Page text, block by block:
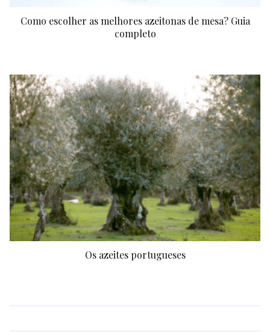
Como escolher as melhores azeitonas de mesa? Guia
completo
Os azeites portugueses